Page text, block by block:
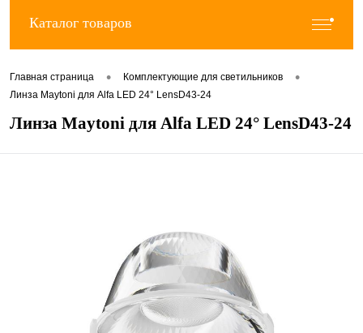
Каталог товаров
Главная страница • Комплектующие для светильников •
Линза Maytoni для Alfa LED 24° LensD43-24
Линза Maytoni для Alfa LED 24° LensD43-24